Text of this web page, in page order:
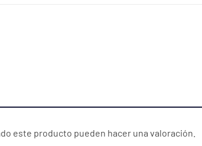
este producto pueden hacer una valoración.